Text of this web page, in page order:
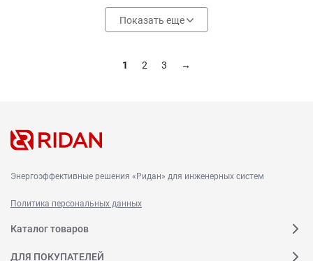
Показать еще
1 2 3 →
Энергоэффективные решения «Ридан» для инженерных систем
Политика персональных данных
Каталог товаров
ДЛЯ ПОКУПАТЕЛЕЙ